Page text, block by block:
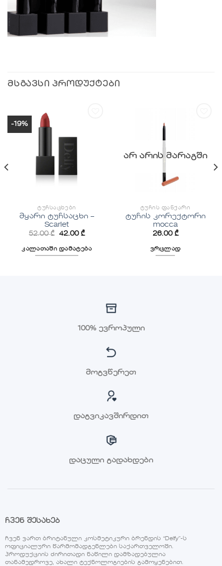
ᲛᲡᲒᲐᲕᲡᲘ ᲞᲠᲝᲓᲣᲥᲢᲔᲑᲘ
-19%
ᲢᲣᲩᲡᲐᲪᲮᲔᲑᲘ
მყარი ტუჩსაცხი –
Scarlet
52.00₾ 42.00₾
კალათაში დამატება
სურვილების
ᲐᲠ ᲐᲠᲘᲡ ᲛᲐᲠᲐᲒᲨᲘ
ᲢᲣᲩᲘᲡ ᲤᲐᲜᲥᲐᲠᲘ
ტუჩის კორექტორი
mocca
26.00 ₾
ვრცლად
100% ევროპული
მოგვწერეთ
დაგვიკავშირდით
დაცული გადახდები
ჩვენ შესახებ
ჩვენ ვართ ბრიტანული კოსმეტიკური ბრენდის “Delfy”-ს
ოფიციალური წარმომადგენლები საქართველოში.
პროდუქციის ძირითადი ნაწილი დამზადებულია
თანამედროვე, ახალი ტექნოლოგიების გამოყენებით.